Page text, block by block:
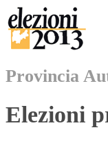
Provincia
Elezioni